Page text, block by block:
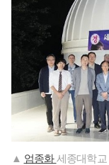
▲ 엄종화세종대학교